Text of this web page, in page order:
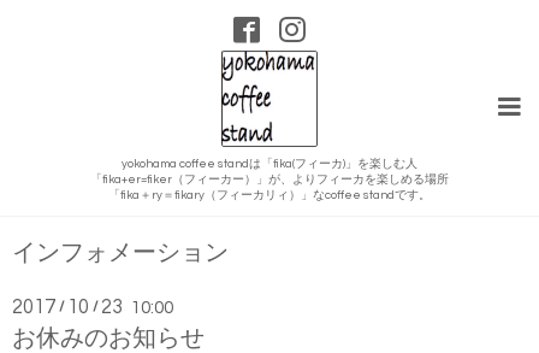
yokohama coffee standは「fika(フィーカ)」を楽しむ人
「fika+er=fiker（フィーカー）」が、よりフィーカを楽しめる場所
「fika＋ry＝fikary（フィーカリィ）」なcoffee standです。
インフォメーション
2017 / 10 / 23 10:00
お休みのお知らせ